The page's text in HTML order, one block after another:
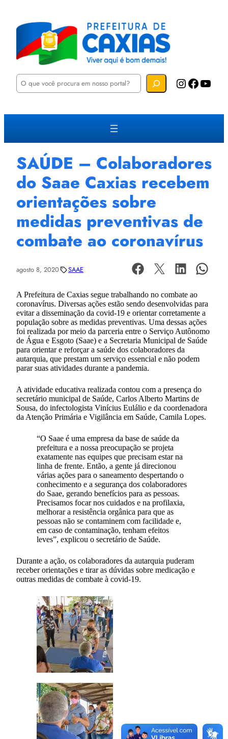
P
u
a
Instagram Facebook YouTube
SAÚDE – Colaboradores
do Saae Caxias recebem
orientações sobre
medidas preventivas de
combate ao coronavírus
agosto 8, 2020 SAAE
A Prefeitura de Caxias segue trabalhando no combate ao
coronavírus. Diversas ações estão sendo desenvolvidas para
evitar a disseminação da covid-19 e orientar corretamente a
população sobre as medidas preventivas. Uma dessas ações
foi realizada por meio da parceria entre o Serviço Autônomo
de Água e Esgoto (Saae) e a Secretaria Municipal de Saúde
para orientar e reforçar a saúde dos colaboradores da
autarquia, que prestam um serviço essencial e não podem
parar suas atividades durante a pandemia.
A atividade educativa realizada contou com a presença do
secretário municipal de Saúde, Carlos Alberto Martins de
Sousa, do infectologista Vinícius Eulálio e da coordenadora
da Atenção Primária e Vigilância em Saúde, Camila Lopes.
“O Saae é uma empresa da base de saúde da
prefeitura e a nossa preocupação se projeta
exatamente nas equipes que precisam estar na
linha de frente. Então, a gente já direcionou
várias ações para o saneamento despertando o
conhecimento e a segurança dos colaboradores
do Saae, gerando benefícios para as pessoas.
Precisamos focar nos cuidados e na profilaxia,
melhorar a resistência orgânica para que as
pessoas não se contaminem com facilidade e,
em caso de contaminação, tenham efeitos
leves”, explicou o secretário de Saúde.
Durante a ação, os colaboradores da autarquia puderam
receber orientações e tirar as dúvidas sobre medicação e
outras medidas de combate à covid-19.